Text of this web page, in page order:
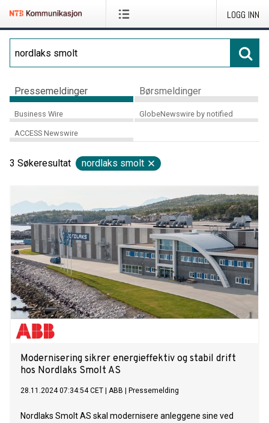
LOGG INN
Pressemeldinger Børsmeldinger
Business Wire GlobeNewswire by notified
ACCESS Newswire
3 Søkeresultat nordlaks smolt
Modernisering sikrer energieffektiv og stabil drift
hos Nordlaks Smolt AS
28.11.2024 07:34:54 CET ABB Pressemelding
Nordlaks Smolt AS skal modernisere anleggene sine ved